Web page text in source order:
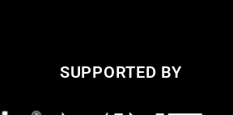
SUPPORTED BY